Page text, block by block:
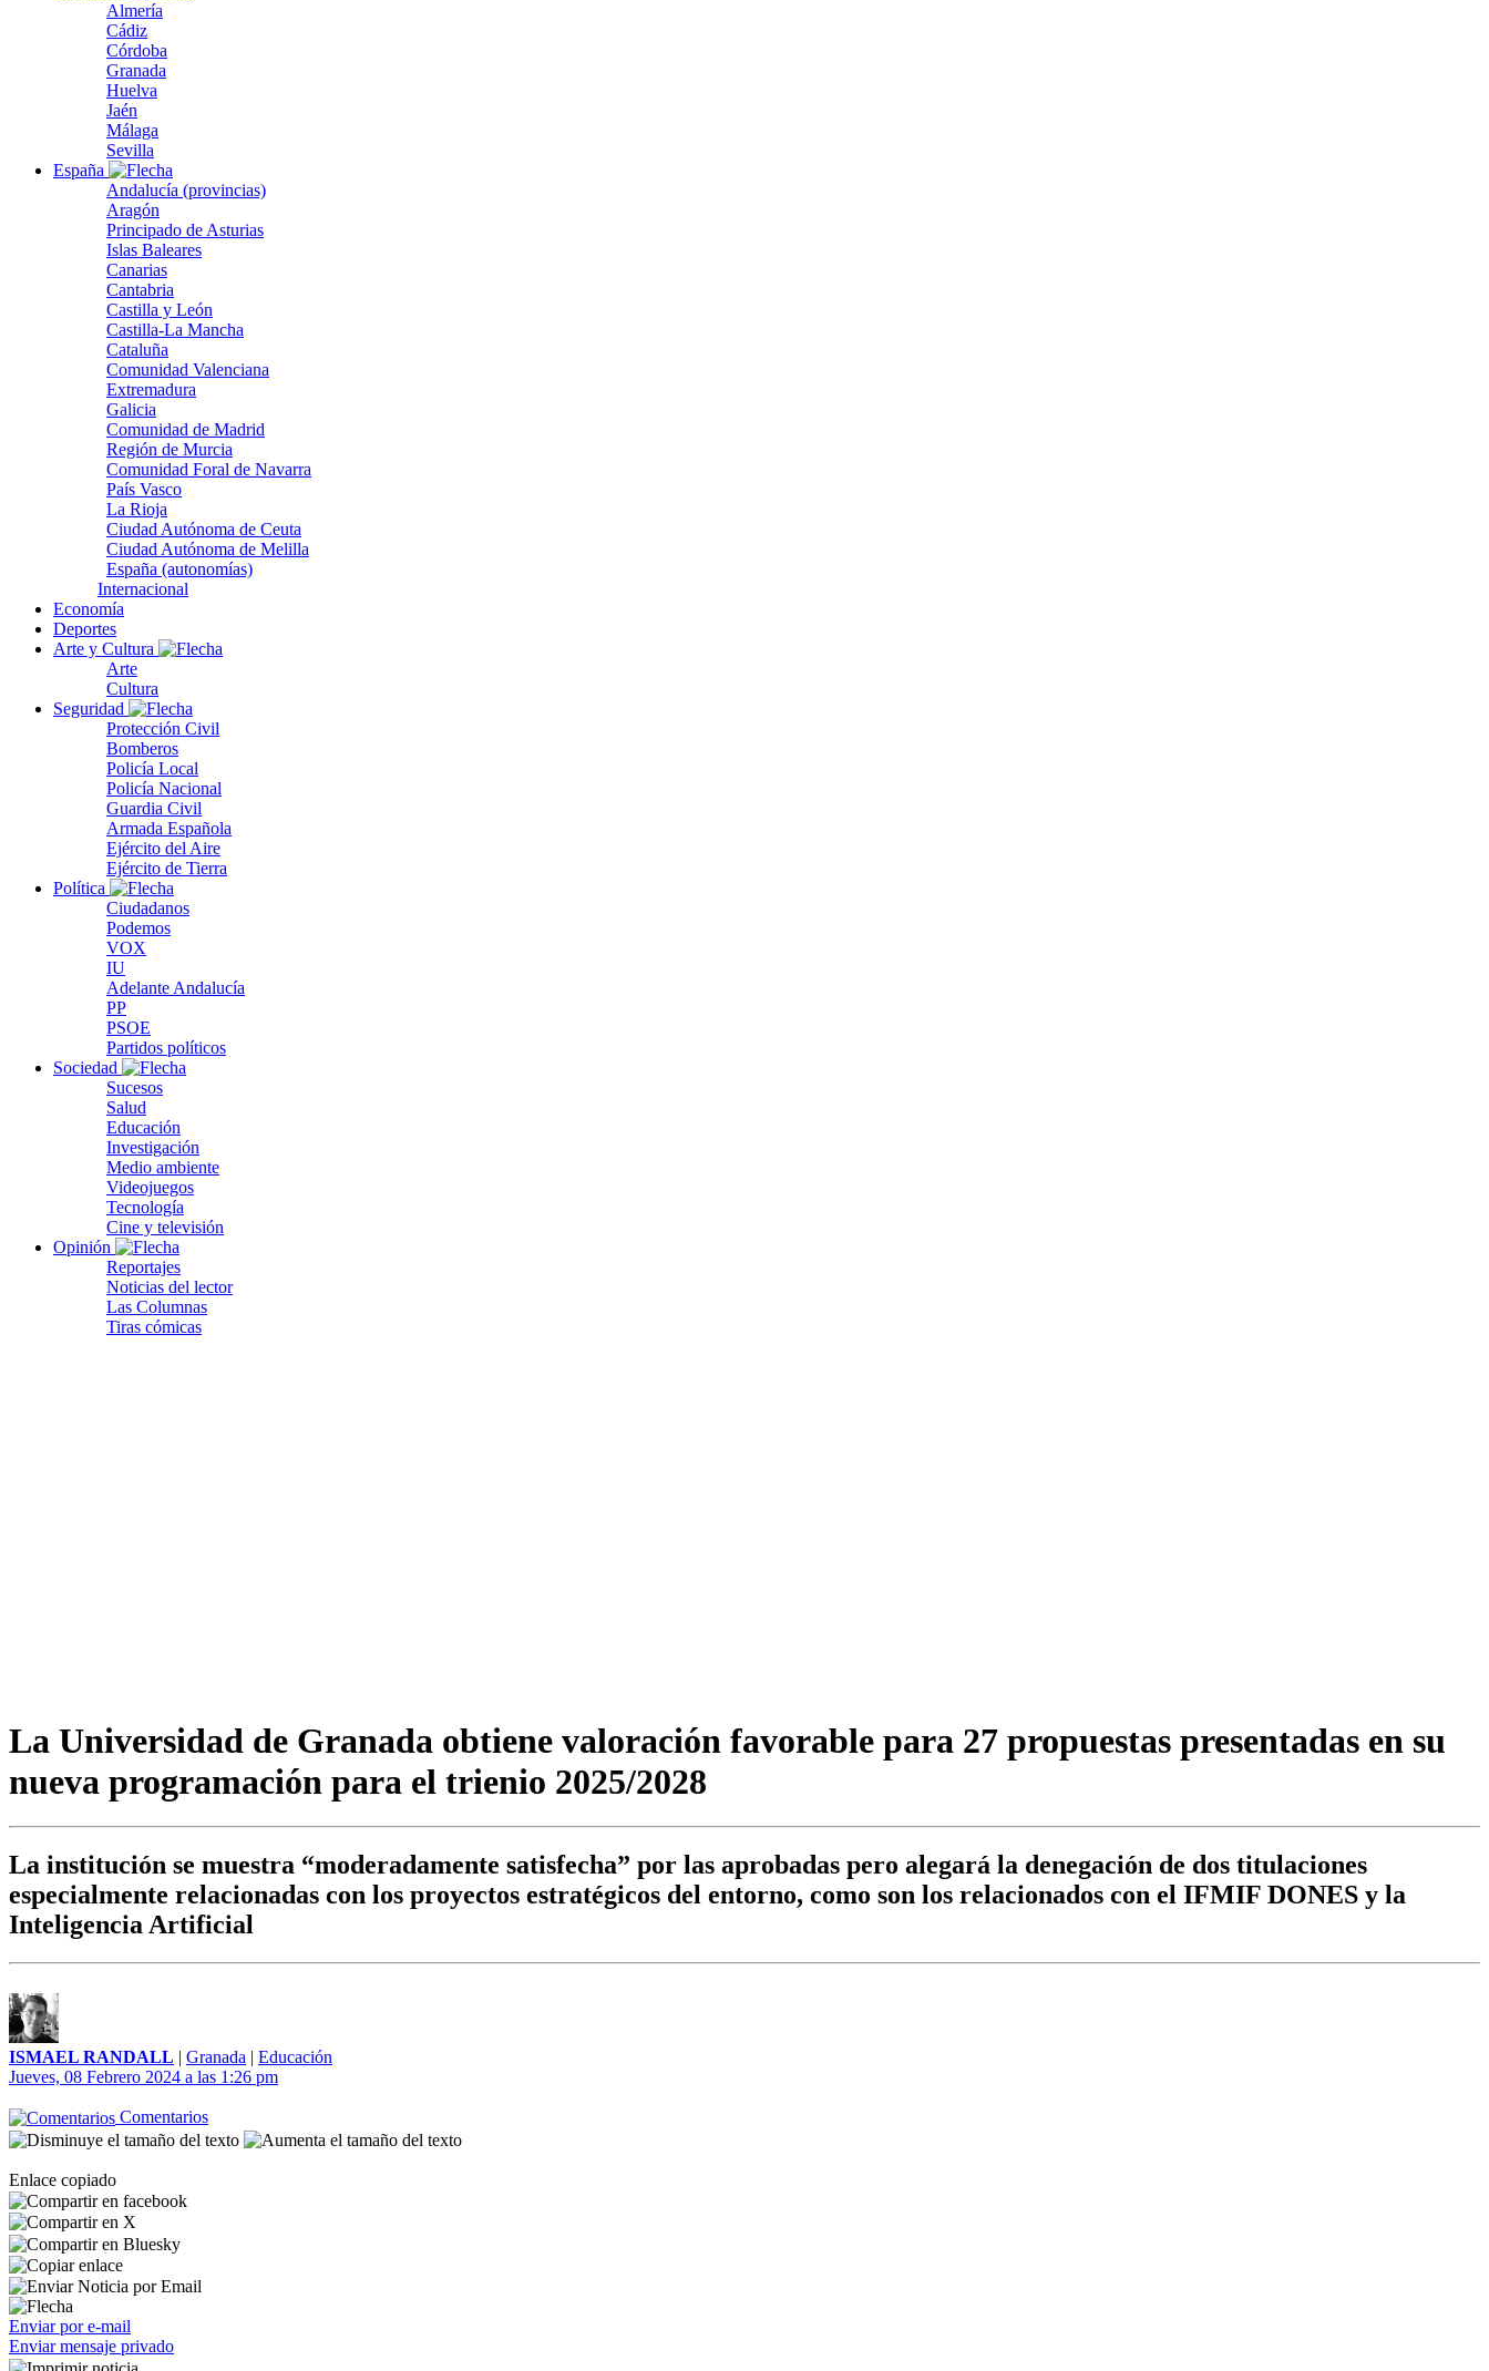
Almería
Cádiz
Córdoba
Granada
Huelva
Jaén
Málaga
Sevilla
España
Andalucía (provincias)
Aragón
Principado de Asturias
Islas Baleares
Canarias
Cantabria
Castilla y León
Castilla-La Mancha
Cataluña
Comunidad Valenciana
Extremadura
Galicia
Comunidad de Madrid
Región de Murcia
Comunidad Foral de Navarra
País Vasco
La Rioja
Ciudad Autónoma de Ceuta
Ciudad Autónoma de Melilla
España (autonomías)
Internacional
Economía
Deportes
Arte y Cultura
Arte
Cultura
Seguridad
Protección Civil
Bomberos
Policía Local
Policía Nacional
Guardia Civil
Armada Española
Ejército del Aire
Ejército de Tierra
Política
Ciudadanos
Podemos
VOX
IU
Adelante Andalucía
PP
PSOE
Partidos políticos
Sociedad
Sucesos
Salud
Educación
Investigación
Medio ambiente
Videojuegos
Tecnología
Cine y televisión
Opinión
Reportajes
Noticias del lector
Las Columnas
Tiras cómicas
La Universidad de Granada obtiene valoración favorable para 27 propuestas presentadas en su
nueva programación para el trienio 2025/2028
La institución se muestra “moderadamente satisfecha” por las aprobadas pero alegará la denegación de dos titulaciones
especialmente relacionadas con los proyectos estratégicos del entorno, como son los relacionados con el IFMIF DONES y la
Inteligencia Artificial
ISMAEL RANDALL | Granada | Educación
Jueves, 08 Febrero 2024 a las 1:26 pm
Comentarios
Enlace copiado
Enviar por e-mail
Enviar mensaje privado